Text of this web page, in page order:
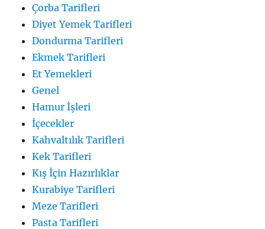
Çorba Tarifleri
Diyet Yemek Tarifleri
Dondurma Tarifleri
Ekmek Tarifleri
Et Yemekleri
Genel
Hamur İşleri
İçecekler
Kahvaltılık Tarifleri
Kek Tarifleri
Kış İçin Hazırlıklar
Kurabiye Tarifleri
Meze Tarifleri
Pasta Tarifleri